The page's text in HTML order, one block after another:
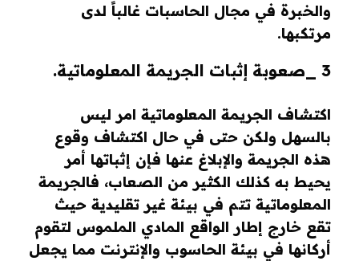
والخبرة في مجال الحاسبات غالباً لدى
مرتكبها.
3 _صعوبة إثبات الجريمة المعلوماتية.
اكتشاف الجريمة المعلوماتية امر ليس
بالسهل ولكن حتى في حال اكتشاف وقوع
هذه الجريمة والإبلاغ عنها فإن إثباتها أمر
يحيط به كذلك الكثير من الصعاب، فالجريمة
المعلوماتية تتم في بيئة غير تقليدية حيث
تقع خارج إطار الواقع المادي الملموس لتقوم
أركانها في بيئة الحاسوب والإنترنت مما يجعل